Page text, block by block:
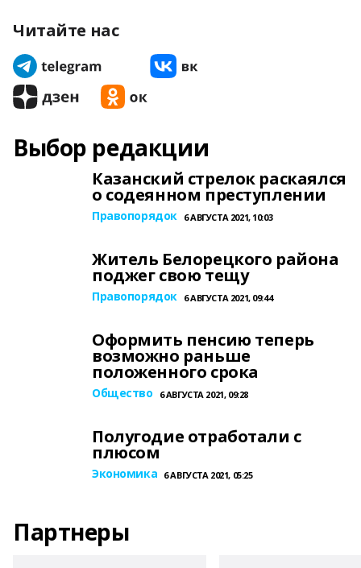
Читайте нас
Выбор редакции
Казанский стрелок раскаялся
о содеянном преступлении
Правопорядок 6 АВГУСТА 2021, 10:03
Житель Белорецкого района
поджег свою тещу
Правопорядок 6 АВГУСТА 2021, 09:44
Оформить пенсию теперь
возможно раньше
положенного срока
Общество 6 АВГУСТА 2021, 09:28
Полугодие отработали с
плюсом
Экономика 6 АВГУСТА 2021, 05:25
Партнеры